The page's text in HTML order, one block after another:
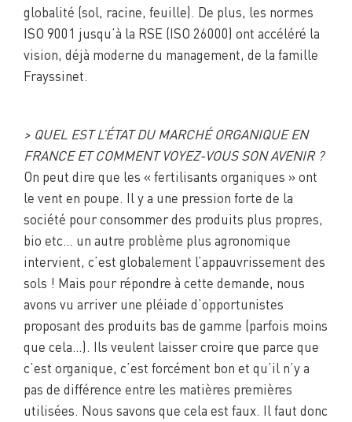
globalité (sol, racine, feuille). De plus, les normes
ISO 9001 jusqu’à la RSE (ISO 26000) ont accéléré la
vision, déjà moderne du management, de la famille
Frayssinet.
> QUEL EST L’ÉTAT DU MARCHÉ ORGANIQUE EN
FRANCE ET COMMENT VOYEZ-VOUS SON AVENIR ?
On peut dire que les « fertilisants organiques » ont
le vent en poupe. Il y a une pression forte de la
société pour consommer des produits plus propres,
bio etc… un autre problème plus agronomique
intervient, c’est globalement l’appauvrissement des
sols ! Mais pour répondre à cette demande, nous
avons vu arriver une pléiade d’opportunistes
proposant des produits bas de gamme (parfois moins
que cela…). Ils veulent laisser croire que parce que
c’est organique, c’est forcément bon et qu’il n’y a
pas de différence entre les matières premières
utilisées. Nous savons que cela est faux. Il faut donc